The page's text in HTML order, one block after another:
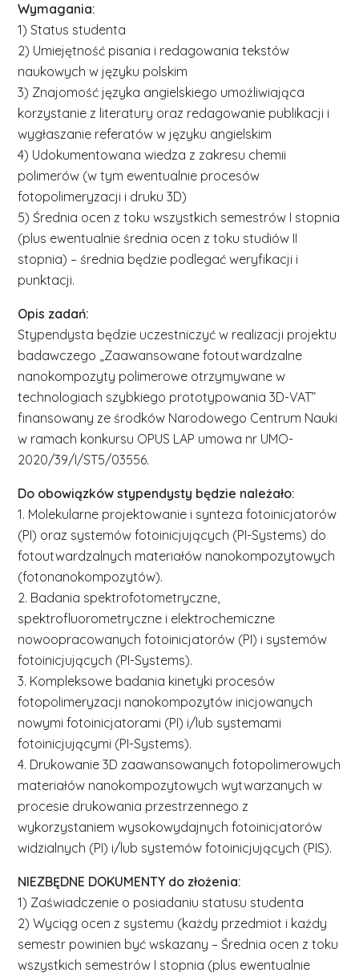
Wymagania:
1) Status studenta
2) Umiejętność pisania i redagowania tekstów
naukowych w języku polskim
3) Znajomość języka angielskiego umożliwiająca
korzystanie z literatury oraz redagowanie publikacji i
wygłaszanie referatów w języku angielskim
4) Udokumentowana wiedza z zakresu chemii
polimerów (w tym ewentualnie procesów
fotopolimeryzacji i druku 3D)
5) Średnia ocen z toku wszystkich semestrów I stopnia
(plus ewentualnie średnia ocen z toku studiów II
stopnia) – średnia będzie podlegać weryfikacji i
punktacji.
Opis zadań:
Stypendysta będzie uczestniczyć w realizacji projektu
badawczego „Zaawansowane fotoutwardzalne
nanokompozyty polimerowe otrzymywane w
technologiach szybkiego prototypowania 3D-VAT”
finansowany ze środków Narodowego Centrum Nauki
w ramach konkursu OPUS LAP umowa nr UMO-
2020/39/I/ST5/03556.
Do obowiązków stypendysty będzie należało:
1. Molekularne projektowanie i synteza fotoinicjatorów
(PI) oraz systemów fotoinicjujących (PI-Systems) do
fotoutwardzalnych materiałów nanokompozytowych
(fotonanokompozytów).
2. Badania spektrofotometryczne,
spektrofluorometryczne i elektrochemiczne
nowoopracowanych fotoinicjatorów (PI) i systemów
fotoinicjujących (PI-Systems).
3. Kompleksowe badania kinetyki procesów
fotopolimeryzacji nanokompozytów inicjowanych
nowymi fotoinicjatorami (PI) i/lub systemami
fotoinicjującymi (PI-Systems).
4. Drukowanie 3D zaawansowanych fotopolimerowych
materiałów nanokompozytowych wytwarzanych w
procesie drukowania przestrzennego z
wykorzystaniem wysokowydajnych fotoinicjatorów
widzialnych (PI) i/lub systemów fotoinicjujących (PIS).
NIEZBĘDNE DOKUMENTY do złożenia:
1) Zaświadczenie o posiadaniu statusu studenta
2) Wyciąg ocen z systemu (każdy przedmiot i każdy
semestr powinien być wskazany – Średnia ocen z toku
wszystkich semestrów I stopnia (plus ewentualnie